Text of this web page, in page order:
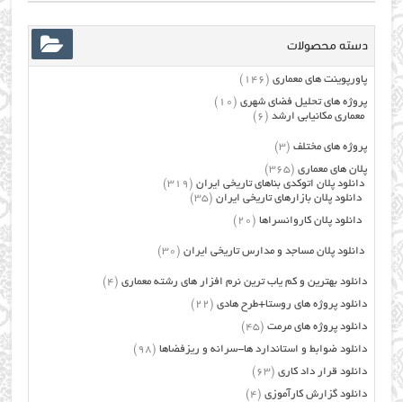
دسته محصولات
پاورپوینت های معماری (146)
پروژه های تحلیل فضای شهری (10)
معماری مکانیابی ارشد (6)
پروژه های مختلف (3)
پلان های معماری (365)
دانلود پلان اتوکدی بناهای تاریخی ایران (319)
دانلود پلان بازارهای تاریخی ایران (35)
دانلود پلان کاروانسراها (20)
دانلود پلان مساجد و مدارس تاریخی ایران (30)
دانلود بهترین و کم یاب ترین نرم افزار های رشته معماری (4)
دانلود پروژه های روستا+طرح هادی (22)
دانلود پروژه های مرمت (45)
دانلود ضوابط و استاندارد ها-سرانه و ریزفضاها (98)
دانلود قرار داد کاری (63)
دانلود گزارش کارآموزی (4)